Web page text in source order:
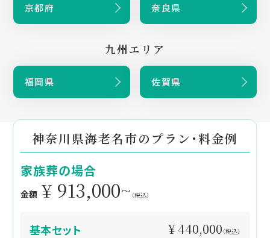
京都府 奈良県
九州エリア
福岡県 佐賀県
神奈川県海老名市のプラン・料金例
家族葬の場合
金額 ¥ 913,000~ （税込）
基本セット ¥ 440,000 （税込）